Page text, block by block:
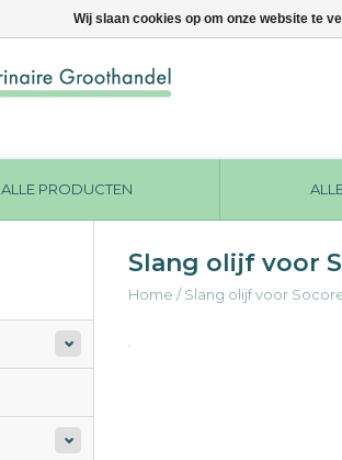
ALLE PRODUCTEN
Slang olijf voor
Home /Slang olijf voor
Wij slaan cookies op om onze website te